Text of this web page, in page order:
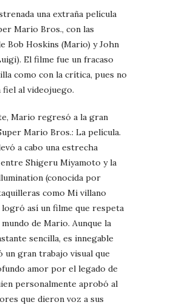
una extraña película
Mario Bros., con las
Bob Hoskins (Mario) y John
El filme fue un fracaso
como con la crítica, pues no
fiel al videojuego.
Mario regresó a la gran
Mario Bros.: La película.
a cabo una estrecha
Shigeru Miyamoto y la
(conocida por
como Mi villano
así un filme que respeta
de Mario. Aunque la
sencilla, es innegable
un gran trabajo visual que
amor por el legado de
personalmente aprobó al
que dieron voz a sus